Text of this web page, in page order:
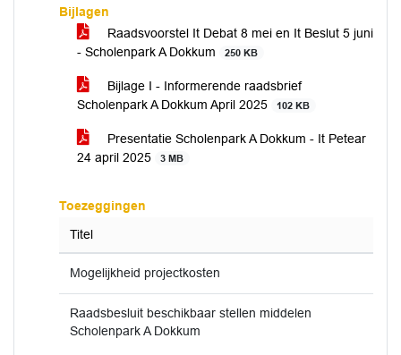
Bijlagen
Raadsvoorstel It Debat 8 mei en It Beslut 5 juni
- Scholenpark A Dokkum
250 KB
Bijlage I - Informerende raadsbrief
Scholenpark A Dokkum April 2025
102 KB
Presentatie Scholenpark A Dokkum - It Petear
24 april 2025
3 MB
Toezeggingen
Titel
Mogelijkheid projectkosten
Raadsbesluit beschikbaar stellen middelen
Scholenpark A Dokkum